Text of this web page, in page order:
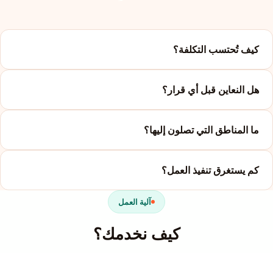
كيف تُحتسب التكلفة؟
هل النعاين قبل أي قرار؟
ما المناطق التي تصلون إليها؟
كم يستغرق تنفيذ العمل؟
آلية العمل
كيف نخدمك؟